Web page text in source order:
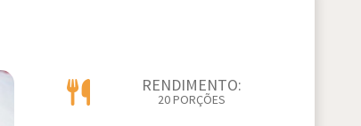
RENDIMENTO:
20 PORÇÕES